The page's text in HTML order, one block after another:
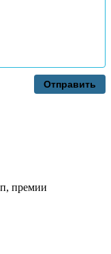
Отправить
премии